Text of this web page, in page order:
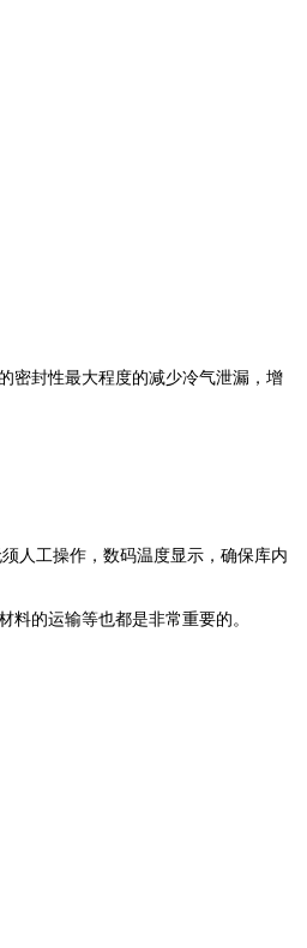
密封性最大程度的减少冷气泄漏，增
人工操作，数码温度显示，确保库内
的运输等也都是非常重要的。